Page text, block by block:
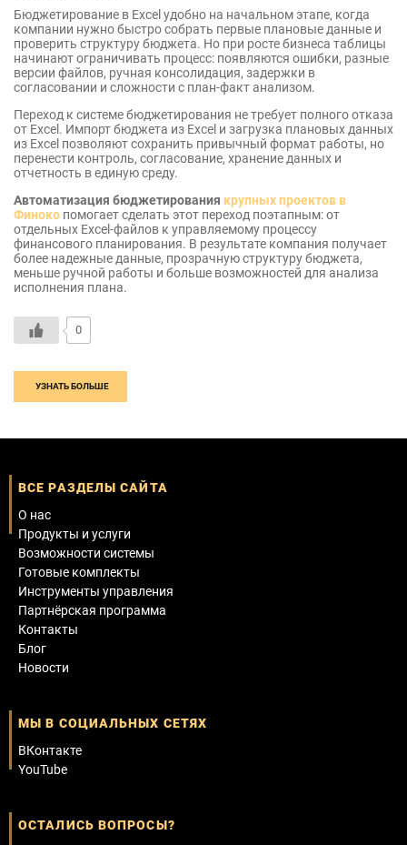
Бюджетирование в Excel удобно на начальном этапе, когда
компании нужно быстро собрать первые плановые данные и
проверить структуру бюджета. Но при росте бизнеса таблицы
начинают ограничивать процесс: появляются ошибки, разные
версии файлов, ручная консолидация, задержки в
согласовании и сложности с план-факт анализом.
Переход к системе бюджетирования не требует полного отказа
от Excel. Импорт бюджета из Excel и загрузка плановых данных
из Excel позволяют сохранить привычный формат работы, но
перенести контроль, согласование, хранение данных и
отчетность в единую среду.
Автоматизация бюджетирования крупных проектов в
Финоко помогает сделать этот переход поэтапным: от
отдельных Excel-файлов к управляемому процессу
финансового планирования. В результате компания получает
более надежные данные, прозрачную структуру бюджета,
меньше ручной работы и больше возможностей для анализа
исполнения плана.
0
УЗНАТЬ БОЛЬШЕ
ВСЕ РАЗДЕЛЫ САЙТА
О нас
Продукты и услуги
Возможности системы
Готовые комплекты
Инструменты управления
Партнёрская программа
Контакты
Блог
Новости
МЫ В СОЦИАЛЬНЫХ СЕТЯХ
ВКонтакте
YouTube
ОСТАЛИСЬ ВОПРОСЫ?